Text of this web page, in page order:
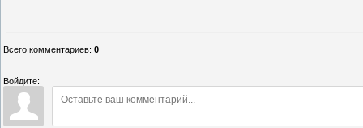
Всего комментариев: 0
Войдите: